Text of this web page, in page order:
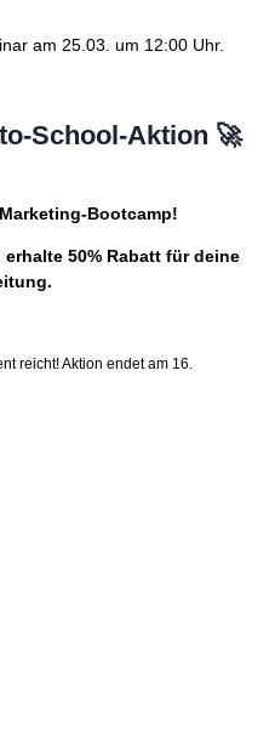
am 25.03. um 12:00 Uhr.
School-Aktion 🚀
Bootcamp!
50% Rabatt für deine
reicht! Aktion endet am 16.